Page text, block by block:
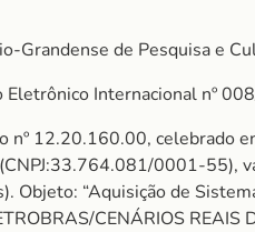
Grandense de Pesquisa e
Eletrônico Internacional nº
nº 12.20.160.00, celebrado
(CNPJ:33.764.081/0001-
Objeto: “Aquisição de
CENÁRIOS